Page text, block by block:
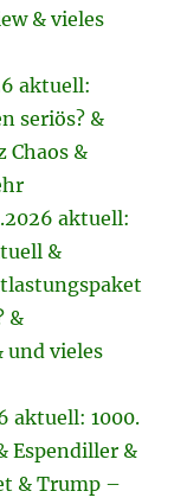
& vieles
aktuell:
seriös? &
Chaos &
aktuell:
&
&
vieles
aktuell: 1000.
Espendiller &
& Trump –